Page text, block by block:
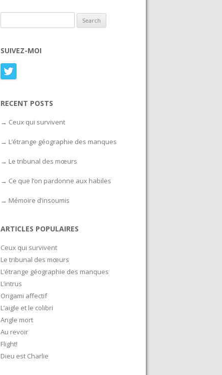
SUIVEZ-MOI
RECENT POSTS
Ceux qui survivent
L’étrange géographie des manques
Le tribunal des mœurs
Ce que l’on pardonne aux habiles
Mémoire d’insoumis
ARTICLES POPULAIRES
Ceux qui survivent
Le tribunal des mœurs
L’étrange géographie des manques
L’intrus
Origami affectif
L’aigle et le colibri
Angle mort
Au revoir
Flight!
Dieu est Charlie